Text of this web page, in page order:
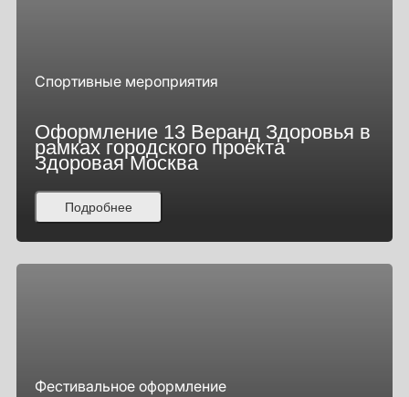
Спортивные мероприятия
Оформление 13 Веранд Здоровья в
рамках городского проекта
Здоровая Москва
Подробнее
Фестивальное оформление